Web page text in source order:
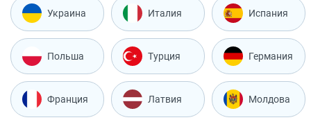
Украина Италия Испания
Польша Турция Германия
Франция Латвия Молдова